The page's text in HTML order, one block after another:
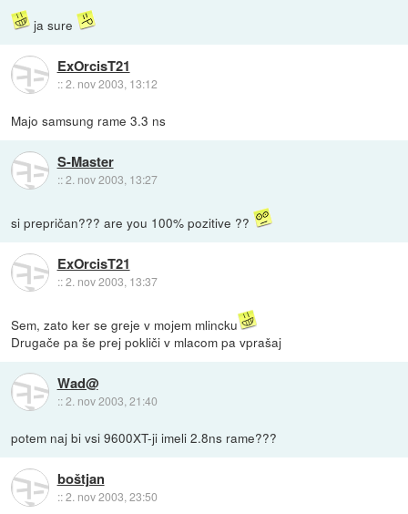
ja sure
ExOrcisT21
::2. nov 2003, 13:12
Majo samsung rame 3.3 ns
S-Master
::2. nov 2003, 13:27
si prepričan??? are you 100% pozitive ??
ExOrcisT21
::2. nov 2003, 13:37
Sem, zato ker se greje v mojem mlincku
Drugače pa še prej pokliči v mlacom pa vprašaj
Wad@
::2. nov 2003, 21:40
potem naj bi vsi 9600XT-ji imeli 2.8ns rame???
boštjan
::2. nov 2003, 23:50